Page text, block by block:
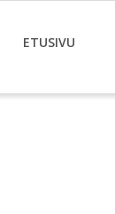
ETUSIVU